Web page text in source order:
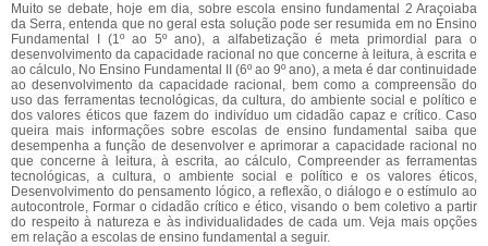
Muito se debate, hoje em dia, sobre escola ensino fundamental 2 Araçoiaba
da Serra, entenda que no geral esta solução pode ser resumida em no Ensino
Fundamental I (1º ao 5º ano), a alfabetização é meta primordial para o
desenvolvimento da capacidade racional no que concerne à leitura, à escrita e
ao cálculo, No Ensino Fundamental II (6º ao 9º ano), a meta é dar continuidade
ao desenvolvimento da capacidade racional, bem como a compreensão do
uso das ferramentas tecnológicas, da cultura, do ambiente social e político e
dos valores éticos que fazem do indivíduo um cidadão capaz e crítico. Caso
queira mais informações sobre escolas de ensino fundamental saiba que
desempenha a função de desenvolver e aprimorar a capacidade racional no
que concerne à leitura, à escrita, ao cálculo, Compreender as ferramentas
tecnológicas, a cultura, o ambiente social e político e os valores éticos,
Desenvolvimento do pensamento lógico, a reflexão, o diálogo e o estímulo ao
autocontrole, Formar o cidadão crítico e ético, visando o bem coletivo a partir
do respeito à natureza e às individualidades de cada um. Veja mais opções
em relação a escolas de ensino fundamental a seguir.